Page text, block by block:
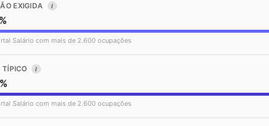
EXIGIDA I
Salário com mais de 2.600 ocupações
TÍPICO I
Salário com mais de 2.600 ocupações